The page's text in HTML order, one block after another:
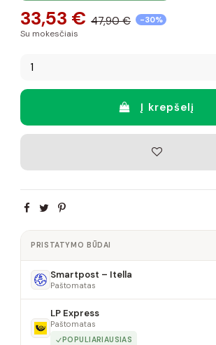
33,53 € 47,90 € -30%
Su mokesčiais
Į krepšelį
PRISTATYMO BŪDAI
Smartpost – Itella
Paštomatas
LP Express
Paštomatas
POPULIARIAUSIAS